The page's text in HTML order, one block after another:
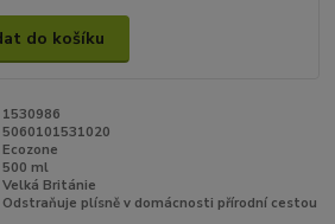
do košíku
1530986
5060101531020
Ecozone
500 ml
Velká Británie
Odstraňuje plísně v domácnosti přírodní cestou